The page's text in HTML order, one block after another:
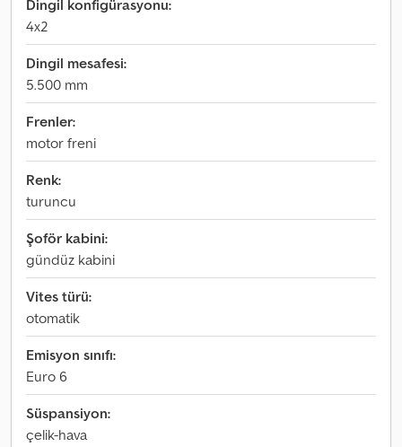
Dingil konfigürasyonu:
4x2
Dingil mesafesi:
5.500 mm
Frenler:
motor freni
Renk:
turuncu
Şoför kabini:
gündüz kabini
Vites türü:
otomatik
Emisyon sınıfı:
Euro 6
Süspansiyon:
çelik-hava